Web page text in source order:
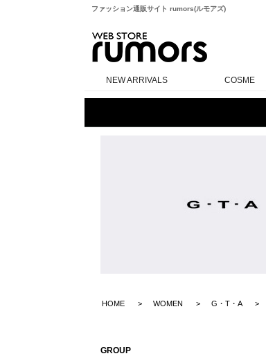
ファッション通販サイト rumors(ルモアズ)
NEW ARRIVALS COSME
HOME WOMEN G・T・A
GROUP